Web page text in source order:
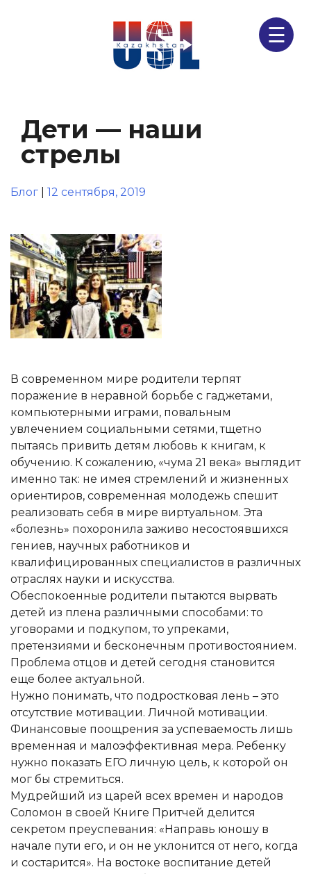
☰
Дети — наши
стрелы
Блог 12 сентября, 2019
В современном мире родители терпят
поражение в неравной борьбе с гаджетами,
компьютерными играми, повальным
увлечением социальными сетями, тщетно
пытаясь привить детям любовь к книгам, к
обучению. К сожалению, «чума 21 века» выглядит
именно так: не имея стремлений и жизненных
ориентиров, современная молодежь спешит
реализовать себя в мире виртуальном. Эта
«болезнь» похоронила заживо несостоявшихся
гениев, научных работников и
квалифицированных специалистов в различных
отраслях науки и искусства.
Обеспокоенные родители пытаются вырвать
детей из плена различными способами: то
уговорами и подкупом, то упреками,
претензиями и бесконечным противостоянием.
Проблема отцов и детей сегодня становится
еще более актуальной.
Нужно понимать, что подростковая лень – это
отсутствие мотивации. Личной мотивации.
Финансовые поощрения за успеваемость лишь
временная и малоэффективная мера. Ребенку
нужно показать ЕГО личную цель, к которой он
мог бы стремиться.
Мудрейший из царей всех времен и народов
Соломон в своей Книге Притчей делится
секретом преуспевания: «Направь юношу в
начале пути его, и он не уклонится от него, когда
и состарится». На востоке воспитание детей